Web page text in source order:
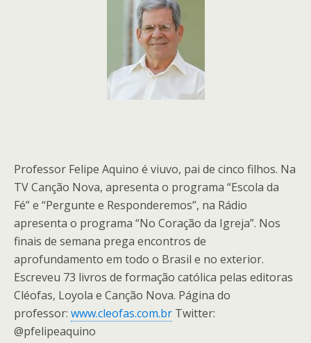
Professor Felipe Aquino é viuvo, pai de cinco filhos. Na
TV Canção Nova, apresenta o programa “Escola da
Fé” e “Pergunte e Responderemos”, na Rádio
apresenta o programa “No Coração da Igreja”. Nos
finais de semana prega encontros de
aprofundamento em todo o Brasil e no exterior.
Escreveu 73 livros de formação católica pelas editoras
Cléofas, Loyola e Canção Nova. Página do
professor: www.cleofas.com.br Twitter:
@pfelipeaquino